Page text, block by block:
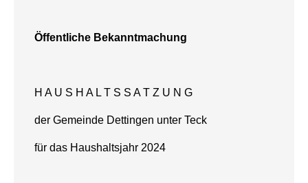
Öffentliche Bekanntmachung
H A U S H A L T S S A T Z U N G
der Gemeinde Dettingen unter Teck
für das Haushaltsjahr 2024